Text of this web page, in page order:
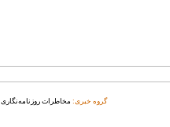
گروه خبری: مخاطرات روزنامه‌نگاری